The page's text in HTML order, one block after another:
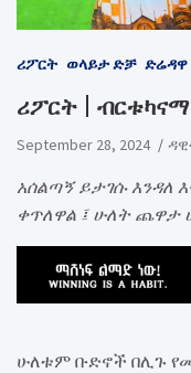
ሪፖርት ወላይታ ድቻ
ሪፖርት |
September 28, 2024
አሰልጣኝ ይታገሱ እንዳለ
ቀጥለዋል ፤ ሁለት ጨዋታ
ሁለቱም ቡድኖች በሊጉ